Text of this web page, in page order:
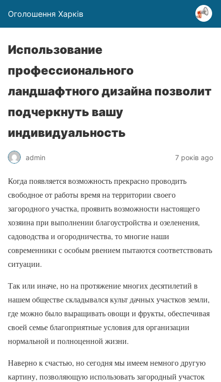
Оголошення Харків
Использование
профессионального
ландшафтного дизайна позволит
подчеркнуть вашу
индивидуальность
admin 7 років ago
Когда появляется возможность прекрасно проводить
свободное от работы время на территории своего
загородного участка, проявить возможности настоящего
хозяина при выполнении благоустройства и озеленения,
садоводства и огородничества, то многие наши
современники с особым рвением пытаются соответствовать
ситуации.
Так или иначе, но на протяжение многих десятилетий в
нашем обществе складывался культ дачных участков земли,
где можно было выращивать овощи и фрукты, обеспечивая
своей семье благоприятные условия для организации
нормальной и полноценной жизни.
Наверно к счастью, но сегодня мы имеем немного другую
картину, позволяющую использовать загородный участок